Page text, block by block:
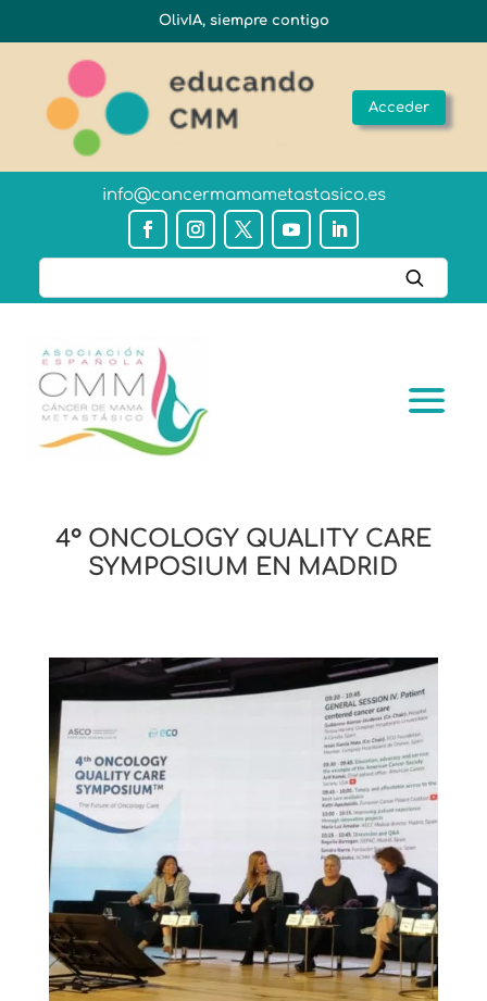
OlivIA, siempre contigo
Acceder
info@cancermamametastasico.es
4° ONCOLOGY QUALITY CARE
SYMPOSIUM EN MADRID